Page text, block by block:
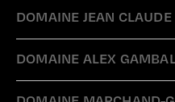
DOMAINE JEAN
DOMAINE ALEX